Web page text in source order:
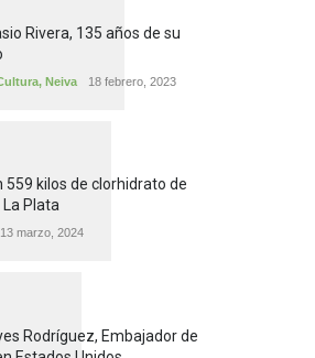
Rivera, 135 años de su
, Neiva 18 febrero, 2023
559 kilos de clorhidrato de
Plata
13 marzo, 2024
Rodríguez, Embajador de